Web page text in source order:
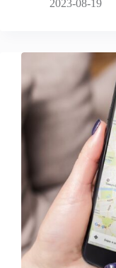
2023-08-19